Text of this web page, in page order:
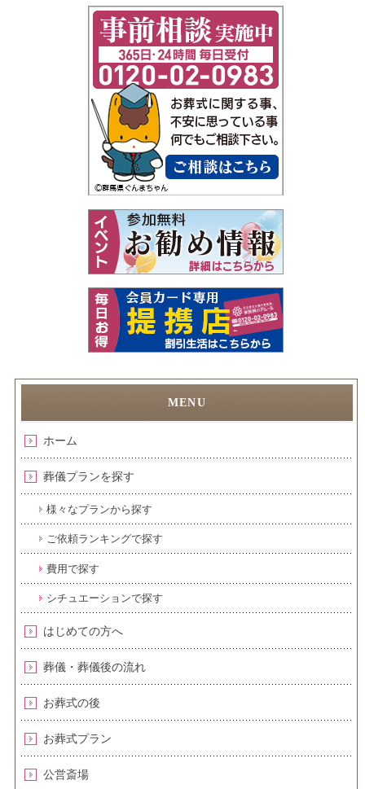
ホーム
葬儀プランを探す
様々なプランから探す
ご依頼ランキングで探す
費用で探す
シチュエーションで探す
はじめての方へ
葬儀・葬儀後の流れ
お葬式の後
お葬式プラン
公営斎場